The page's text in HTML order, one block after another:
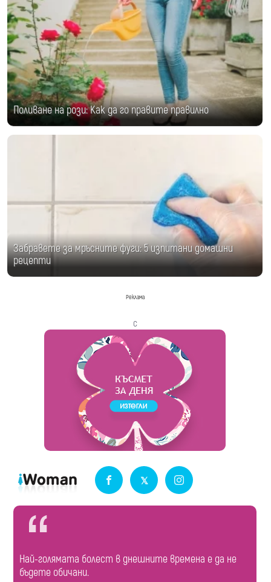
Поливане на рози: Как да го правите правилно
Забравете за мръсните фуги: 5 изпитани домашни
рецепти
Реклама
с
Най-голямата болест в днешните времена е да не
бъдете обичани.